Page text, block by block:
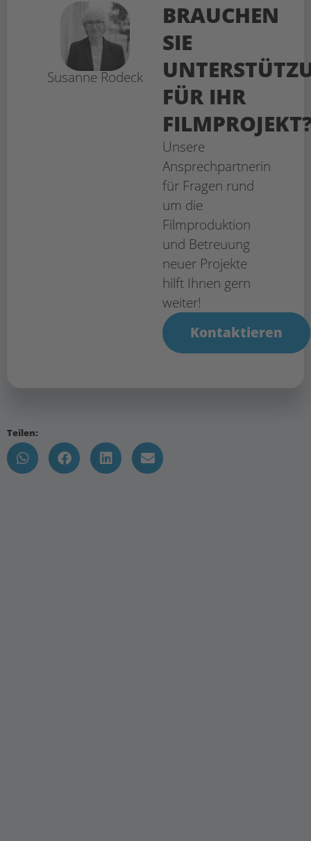
Susanne Rodeck
BRAUCHEN
SIE
FÜR IHR
Unsere
Ansprechpartnerin
für Fragen rund
um die
Filmproduktion
und Betreuung
neuer Projekte
hilft Ihnen gern
weiter!
Kontaktieren
Teilen: